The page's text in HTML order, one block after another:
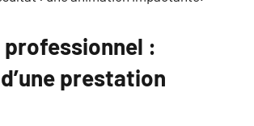
professionnel :
prestation